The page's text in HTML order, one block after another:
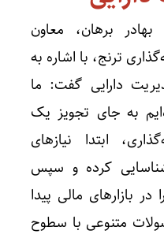
برهان، معاون
ترنج، با اشاره به
دارایی گفت: ما
به جای تجویز یک
ابتدا نیاز‌های
کرده و سپس
بازار‌های مالی پیدا
متنوعی با سطوح